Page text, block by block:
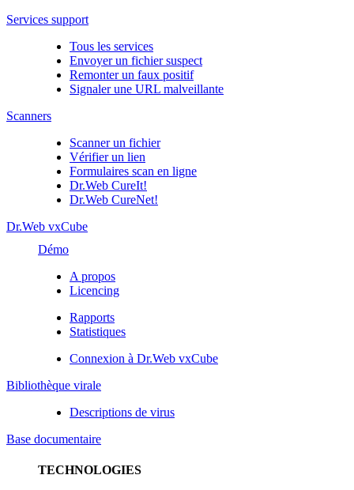
Services support
Tous les services
Envoyer un fichier suspect
Remonter un faux positif
Signaler une URL malveillante
Scanners
Scanner un fichier
Vérifier un lien
Formulaires scan en ligne
Dr.Web CureIt!
Dr.Web CureNet!
Dr.Web vxCube
Démo
A propos
Licencing
Rapports
Statistiques
Connexion à Dr.Web vxCube
Bibliothèque virale
Descriptions de virus
Base documentaire
TECHNOLOGIES